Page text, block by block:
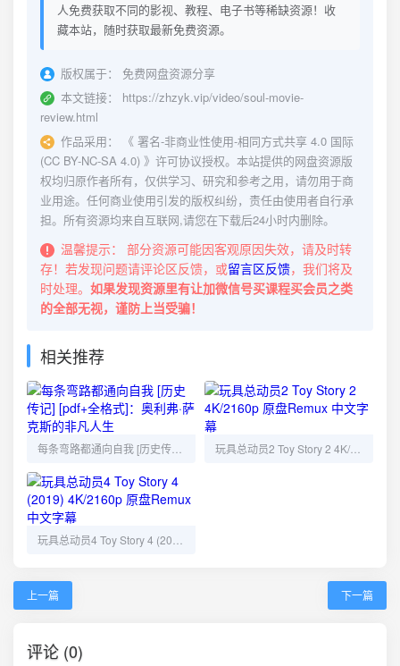
人免费获取不同的影视、教程、电子书等稀缺资源！收
藏本站，随时获取最新免费资源。
版权属于：
免费网盘资源分享
本文链接：
https://zhzyk.vip/video/soul-movie-
review.html
作品采用：
《 署名-非商业性使用-相同方式共享 4.0 国际
(CC BY-NC-SA 4.0) 》许可协议授权。本站提供的网盘资源版
权均归原作者所有，仅供学习、研究和参考之用，请勿用于商
业用途。任何商业使用引发的版权纠纷，责任由使用者自行承
担。所有资源均来自互联网,请您在下载后24小时内删除。
温馨提示：
部分资源可能因客观原因失效，请及时转
存！若发现问题请评论区反馈，或留言区反馈，我们将及
时处理。 如果发现资源里有让加微信号买课程买会员之类
的全部无视，谨防上当受骗！
相关推荐
上一篇 下一篇
评论 (0)